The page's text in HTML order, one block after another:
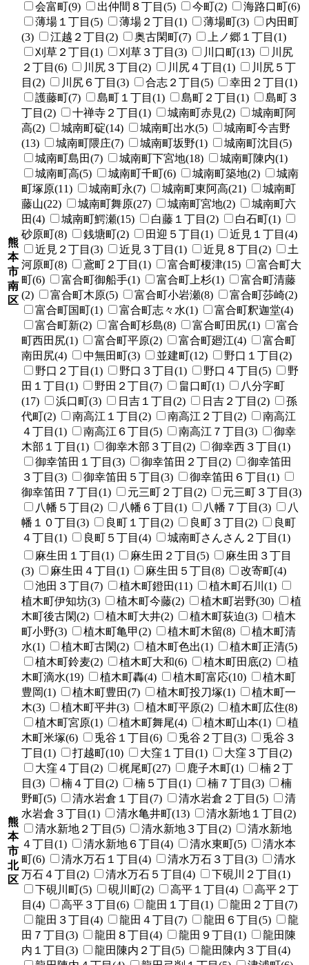
熊
本
市
南
区
会富町(9) 出仲間８丁目(5) 今町(2)
海路口町(6)
薄場１丁目(5)
薄場２丁目(1) 薄場町(3)
内田町
(3)
江越２丁目(2) 奥古閑町(7)
上ノ郷１丁目(1)
刈草２丁目(1)
刈草３丁目(3) 川口町(13)
川尻
２丁目(6)
川尻３丁目(2) 川尻４丁目(1)
川尻５丁
目(2)
川尻６丁目(3) 合志２丁目(5)
幸田２丁目(1)
護藤町(7)
島町１丁目(1) 島町２丁目(1)
島町３
丁目(2)
十禅寺２丁目(1) 城南町赤見(2)
城南町阿
高(2)
城南町碇(14) 城南町出水(5)
城南町今吉野
(13)
城南町隈庄(7) 城南町坂野(1)
城南町沈目(5)
城南町島田(7)
城南町下宮地(18)
城南町陳内(1)
城南町高(5)
城南町千町(6) 城南町築地(2)
城南
町塚原(11)
城南町永(7) 城南町東阿高(21)
城南町
藤山(22)
城南町舞原(27) 城南町宮地(2)
城南町六
田(4)
城南町鰐瀬(15) 白藤１丁目(2)
白石町(1)
砂原町(8)
銭塘町(2) 田迎５丁目(1)
近見１丁目(4)
近見２丁目(3)
近見３丁目(1) 近見８丁目(2)
土
河原町(8)
鳶町２丁目(1) 富合町榎津(15)
富合町大
町(6)
富合町御船手(1) 富合町上杉(1)
富合町清藤
(2)
富合町木原(5) 富合町小岩瀬(8)
富合町莎崎(2)
富合町国町(1)
富合町志々水(1)
富合町釈迦堂(4)
富合町新(2)
富合町杉島(8) 富合町田尻(1)
富合
町西田尻(1)
富合町平原(2) 富合町廻江(4)
富合町
南田尻(4)
中無田町(3) 並建町(12)
野口１丁目(2)
野口２丁目(1)
野口３丁目(1) 野口４丁目(5)
野
田１丁目(1)
野田２丁目(7) 畠口町(1)
八分字町
(17)
浜口町(3) 日吉１丁目(2) 日吉２丁目(2)
孫
代町(2)
南高江１丁目(2) 南高江２丁目(2)
南高江
４丁目(1)
南高江６丁目(5) 南高江７丁目(3)
御幸
木部１丁目(1)
御幸木部３丁目(2)
御幸西３丁目(1)
御幸笛田１丁目(3)
御幸笛田２丁目(2)
御幸笛田
３丁目(3)
御幸笛田５丁目(3)
御幸笛田６丁目(1)
御幸笛田７丁目(1)
元三町２丁目(2)
元三町３丁目(3)
八幡５丁目(2)
八幡６丁目(1) 八幡７丁目(3)
八
幡１０丁目(3)
良町１丁目(2) 良町３丁目(2)
良町
４丁目(1)
良町５丁目(4) 城南町さんさん２丁目(1)
熊
本
市
北
区
麻生田１丁目(1) 麻生田２丁目(5)
麻生田３丁目
(3)
麻生田４丁目(1) 麻生田５丁目(8)
改寄町(4)
池田３丁目(7)
植木町鐙田(11)
植木町石川(1)
植木町伊知坊(3)
植木町今藤(2) 植木町岩野(30)
植
木町後古閑(2)
植木町大井(2) 植木町荻迫(3)
植木
町小野(3)
植木町亀甲(2) 植木町木留(8)
植木町清
水(1)
植木町古閑(2) 植木町色出(1)
植木町正清(5)
植木町鈴麦(2)
植木町大和(6) 植木町田底(2)
植
木町滴水(19)
植木町轟(4) 植木町富応(10)
植木町
豊岡(1)
植木町豊田(7) 植木町投刀塚(1)
植木町一
木(3)
植木町平井(3) 植木町平原(2)
植木町広住(8)
植木町宮原(1)
植木町舞尾(4) 植木町山本(1)
植
木町米塚(6)
兎谷１丁目(6) 兎谷２丁目(3)
兎谷３
丁目(1)
打越町(10) 大窪１丁目(1)
大窪３丁目(2)
大窪４丁目(2)
梶尾町(27) 鹿子木町(1)
楠２丁
目(3)
楠４丁目(2) 楠５丁目(1) 楠７丁目(3)
楠
野町(5)
清水岩倉１丁目(7) 清水岩倉２丁目(5)
清
水岩倉３丁目(1)
清水亀井町(13)
清水新地１丁目(2)
清水新地２丁目(5)
清水新地３丁目(2)
清水新地
４丁目(1)
清水新地６丁目(4) 清水東町(5)
清水本
町(6)
清水万石１丁目(4) 清水万石３丁目(3)
清水
万石４丁目(2)
清水万石５丁目(4)
下硯川２丁目(1)
下硯川町(5)
硯川町(2) 高平１丁目(4)
高平２丁
目(4)
高平３丁目(6) 龍田１丁目(1)
龍田２丁目(7)
龍田３丁目(4)
龍田４丁目(7) 龍田６丁目(5)
龍
田７丁目(3)
龍田８丁目(4) 龍田９丁目(1)
龍田陳
内１丁目(3)
龍田陳内２丁目(5)
龍田陳内３丁目(4)